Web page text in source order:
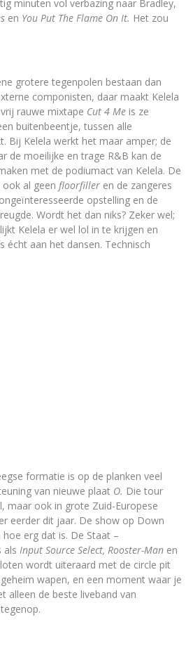
minuten vol verbazing naar Bradley,
en You Put The Flame On It. Het zou
grotere tegenpolen bestaan dan
componisten, daar maakt Kelela
rauwe mixtape Cut 4 Me is ze
buitenbeentje, tussen alle
Bij Kelela werkt het maar amper; de
de moeilijke en trage R&B kan de
met de podiumact van Kelela. De
al geen floorfiller en de zangeres
opstelling en de
Wordt het dan niks? Zeker wel;
Kelela er wel lol in te krijgen en
écht aan het dansen. Technisch
formatie is op de planken veel
van nieuwe plaat O. Die tour
maar ook in grote Zuid-Europese
eerder dit jaar. De show op Down
erg dat is. De Staat –
als Input Source Select, Rooster-Man en
wordt uiteraard met de circle pit
wapen, en een moment waar je
alleen de beste liveband van